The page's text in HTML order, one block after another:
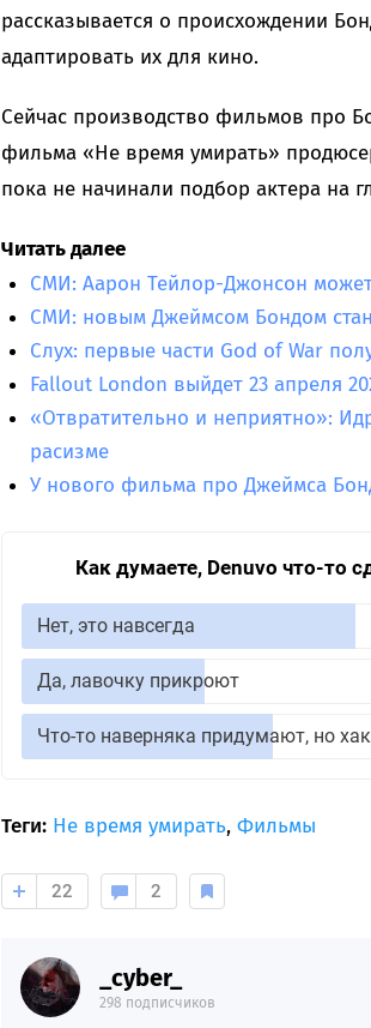
рассказывается о происхождении
адаптировать их для кино.
Сейчас производство фильмов про
фильма «Не время умирать»
пока не начинали подбор актера на
Читать далее
СМИ: Аарон Тейлор-Джонсон
СМИ: новым Джеймсом Бондом
Слух: первые части God of War
Fallout London выйдет 23 апреля
«Отвратительно и неприятно»:
расизме
У нового фильма про Джеймса
Как думаете, Denuvo что-то
Нет, это навсегда
Да, лавочку прикроют
Что-то наверняка придумают, но
Теги: Не время умирать, Фильмы
22 2
_cyber_
298 подписчиков